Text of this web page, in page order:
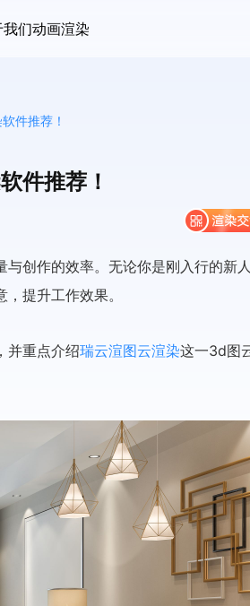
我们动画渲染
件推荐！
件推荐！
创作的效率。无论你是刚入行的新
提升工作效果。
并重点介绍瑞云渲图云渲染这一3d图